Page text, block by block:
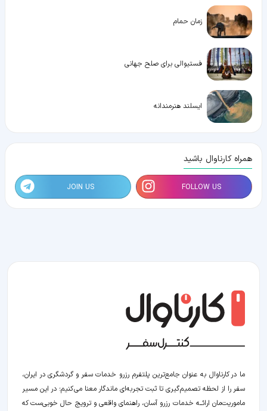
زمان حمام
فستیوالی برای صلح جهانی
ایسلند هنرمندانه
همراه کارناوال باشید
FOLLOW US
JOIN US
ما در کارناوال به عنوان جامع‌ترین پلتفرم رزرو خدمات سفر و گردشگری در ایران،
سفر را از لحظه‌ تصمیم‌گیری تا ثبت تجربه‌ای ماندگار معنا می‌کنیم؛ در این مسیر‍
ماموریت‌مان اراﺋــﻪ خدمات رزرو آسان، راهنمای واقعی و ترویج حال خوبی‌ست که